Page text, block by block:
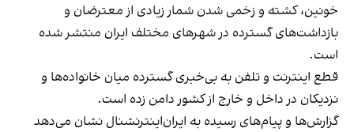
خونین، کشته و زخمی شدن شمار زیادی از معترضان و
بازداشت‌های گسترده در شهرهای مختلف ایران منتشر شده
است.
قطع اینترنت و تلفن به بی‌خبری گسترده میان خانواده‌ها و
نزدیکان در داخل و خارج از کشور دامن زده است.
گزارش‌ها و پیام‌های رسیده به ایران‌اینترنشنال نشان می‌دهد